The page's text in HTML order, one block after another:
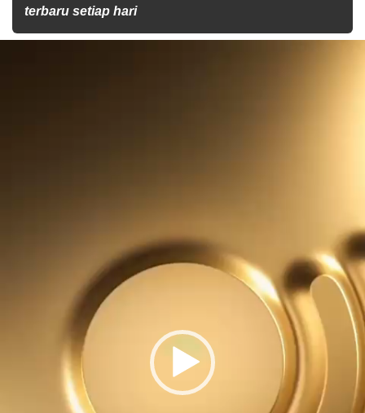
terbaru setiap hari